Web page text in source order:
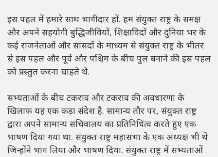
इस पहल में हमारे साथ भागीदार हों. हम संयुक्त राष्ट्र के समक्ष
और अपने सहयोगी बुद्धिजीवियों, शिक्षाविदों और दुनिया भर के
कई राजनेताओं और सांसदों के माध्यम से संयुक्त राष्ट्र के भीतर
से इस पहल और पूर्व और पश्चिम के बीच पुल बनाने की इस पहल
को प्रस्तुत करना चाहते थे.
सभ्यताओं के बीच टकराव और टकराव की अवधारणा के
खिलाफ यह एक कड़ा संदेश है. सामान्य तौर पर, संयुक्त राष्ट्र
द्वारा अपने सामान्य सचिवालय का प्रतिनिधित्व करते हुए एक
भाषण दिया गया था. संयुक्त राष्ट्र महासभा के एक अध्यक्ष भी थे
जिन्होंने भाग लिया और भाषण दिया. संयुक्त राष्ट्र में सभ्यताओं